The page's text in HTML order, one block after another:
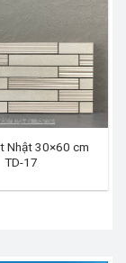
Nhật 30×60 cm
TD-17